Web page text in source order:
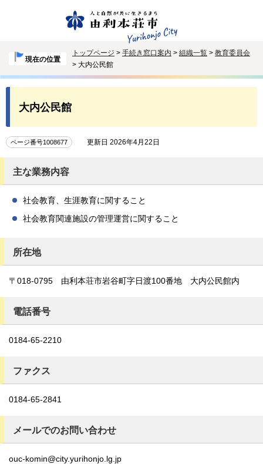
現在の位置
トップページ > 手続き窓口案内 > 組織一覧 > 教育委員会
> 大内公民館
大内公民館
ページ番号1008677 更新日 2026年4月22日
主な業務内容
社会教育、生涯教育に関すること
社会教育関連施設の管理運営に関すること
所在地
〒018-0795 由利本荘市岩谷町字日渡100番地 大内公民館内
電話番号
0184-65-2210
ファクス
0184-65-2841
メールでのお問い合わせ
ouc-komin@city.yurihonjo.lg.jp